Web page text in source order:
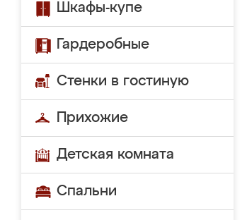
Шкафы-купе
Гардеробные
Стенки в гостиную
Прихожие
Детская комната
Спальни